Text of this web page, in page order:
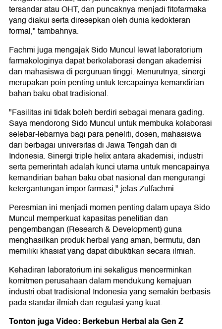
tersandar atau OHT, dan puncaknya menjadi fitofarmaka
yang diakui serta diresepkan oleh dunia kedokteran
formal," tambahnya.
Fachmi juga mengajak Sido Muncul lewat laboratorium
farmakologinya dapat berkolaborasi dengan akademisi
dan mahasiswa di perguruan tinggi. Menurutnya, sinergi
merupakan poin penting untuk tercapainya kemandirian
bahan baku obat tradisional.
"Fasilitas ini tidak boleh berdiri sebagai menara gading.
Saya mendorong Sido Muncul untuk membuka kolaborasi
selebar-lebarnya bagi para peneliti, dosen, mahasiswa
dari berbagai universitas di Jawa Tengah dan di
Indonesia. Sinergi triple helix antara akademisi, industri
serta pemerintah adalah kunci utama untuk mencapainya
kemandirian bahan baku obat nasional dan mengurangi
ketergantungan impor farmasi," jelas Zulfachmi.
Peresmian ini menjadi momen penting dalam upaya Sido
Muncul memperkuat kapasitas penelitian dan
pengembangan (Research & Development) guna
menghasilkan produk herbal yang aman, bermutu, dan
memiliki khasiat yang dapat dibuktikan secara ilmiah.
Kehadiran laboratorium ini sekaligus mencerminkan
komitmen perusahaan dalam mendukung kemajuan
industri obat tradisional Indonesia yang semakin berbasis
pada standar ilmiah dan regulasi yang kuat.
Tonton juga Video: Berkebun Herbal ala Gen Z